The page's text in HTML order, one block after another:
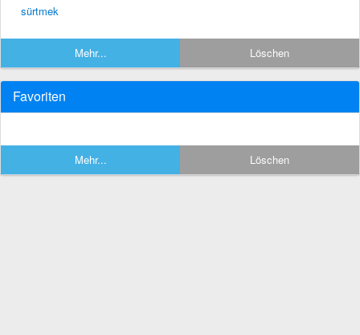
sürtmek
Mehr... Löschen
Favoriten
Mehr... Löschen